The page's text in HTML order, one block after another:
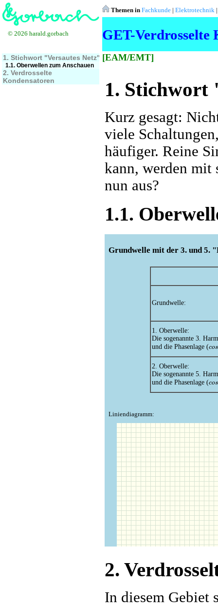
Themen in Fachkunde | Elektrotechnik
GET-Verdrosselte
[EAM/EMT]
© 2026 harald.gorbach
1. Stichwort "Versautes Netz"
1.1. Oberwellen zum Anschauen
2. Verdrosselte
Kondensatoren
1. Stichwort
Kurz gesagt:
viele
häufiger. Reine
kann, werden mit
nun aus?
1.1.
2.
In diesem Gebiet